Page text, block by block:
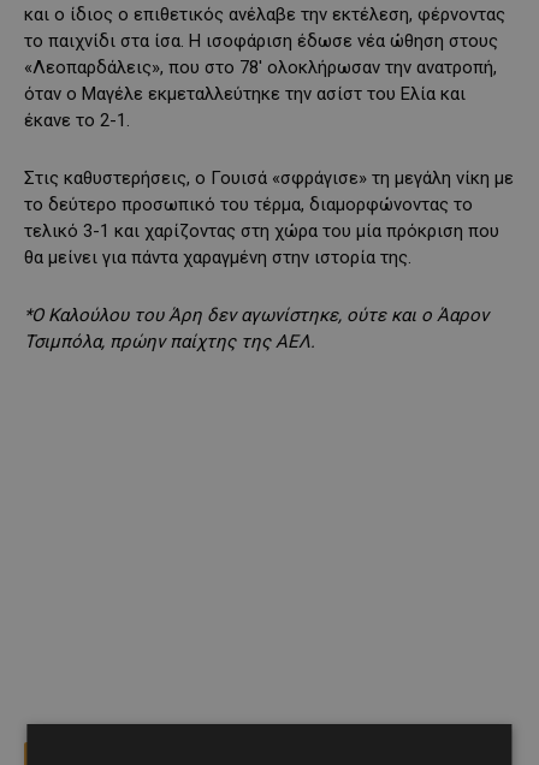
και ο ίδιος ο επιθετικός ανέλαβε την εκτέλεση, φέρνοντας
το παιχνίδι στα ίσα. Η ισοφάριση έδωσε νέα ώθηση στους
«Λεοπαρδάλεις», που στο 78′ ολοκλήρωσαν την ανατροπή,
όταν ο Μαγέλε εκμεταλλεύτηκε την ασίστ του Ελία και
έκανε το 2-1.
Στις καθυστερήσεις, ο Γουισά «σφράγισε» τη μεγάλη νίκη με
το δεύτερο προσωπικό του τέρμα, διαμορφώνοντας το
τελικό 3-1 και χαρίζοντας στη χώρα του μία πρόκριση που
θα μείνει για πάντα χαραγμένη στην ιστορία της.
*O Kαλούλου του Άρη δεν αγωνίστηκε, ούτε και ο Άαρον
Τσιμπόλα, πρώην παίχτης της ΑΕΛ.